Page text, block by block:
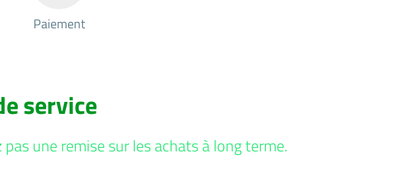
Paiement
service
une remise sur les achats à long terme.